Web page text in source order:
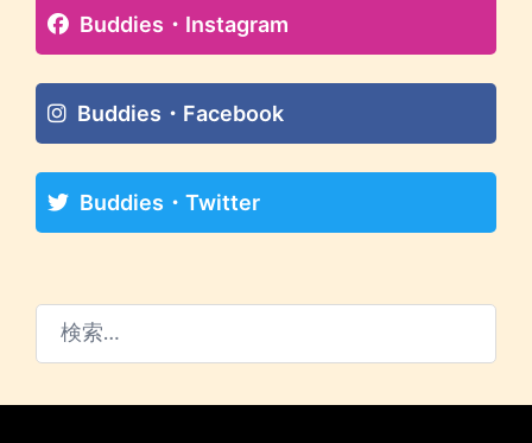
Buddies・Instagram
Buddies・Facebook
Buddies・Twitter
索: